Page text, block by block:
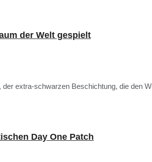
der Welt gespielt
extra-schwarzen Beschichtung, die den
Day One Patch